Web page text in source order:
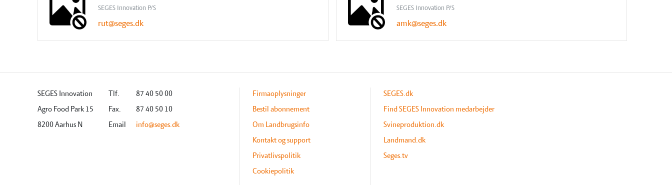
SEGES Innovation P/S
rut@seges.dk
SEGES Innovation P/S
amk@seges.dk
SEGES Innovation
Agro Food Park 15
8200 Aarhus N
Tlf.
87 40 50 00
Fax.
87 40 50 10
Email
info@seges.dk
Firmaoplysninger
Bestil abonnement
Om Landbrugsinfo
Kontakt og support
Privatlivspolitik
Cookiepolitik
SEGES.dk
Find SEGES Innovation medarbejder
Svineproduktion.dk
Landmand.dk
Seges.tv